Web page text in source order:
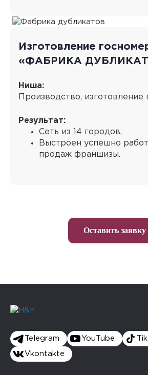
Изготовление
«ФАБРИКА
Ниша:
Производство, изготовление
Результат:
Сеть из 14 городов,
Выстроен успешно
продаж франшизы.
Оставить заявку
Telegram YouTube
Vkontakte